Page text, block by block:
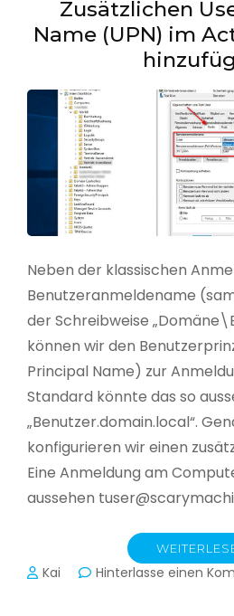
Zusätzlichen
Name (UPN) im
Neben der klassischen
Benutzeranmeldename
der Schreibweise
können wir den
Principal Name) zur
Standard könnte das so
„Benutzer.domain.local“.
konfigurieren wir einen
Eine Anmeldung am
aussehen
Kai Hinterlasse einen